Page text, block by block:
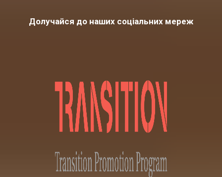
Долучайся до наших соціальних мереж